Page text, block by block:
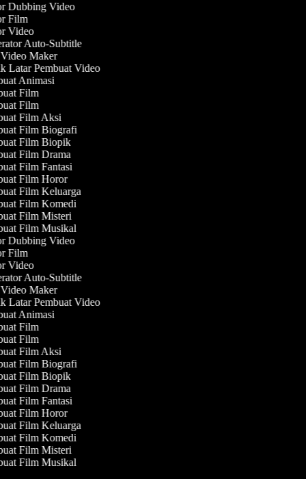
Dubbing Video
Film
Video
Auto-Subtitle
Maker
Latar Pembuat Video
Animasi
Film
Film
Film Aksi
Film Biografi
Film Biopik
Film Drama
Film Fantasi
Film Horor
Film Keluarga
Film Komedi
Film Misteri
Film Musikal
Dubbing Video
Film
Video
Auto-Subtitle
Maker
Latar Pembuat Video
Animasi
Film
Film
Film Aksi
Film Biografi
Film Biopik
Film Drama
Film Fantasi
Film Horor
Film Keluarga
Film Komedi
Film Misteri
Film Musikal